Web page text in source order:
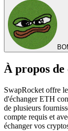
À propos de
SwapRocket offre
d'échanger ETH
de plusieurs
compte requis et
échanger vos